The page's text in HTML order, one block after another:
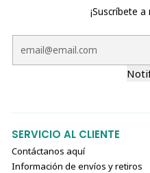
¡Suscríbete
SERVICIO AL CLIENTE
Contáctanos aquí
Información de envíos y retiros